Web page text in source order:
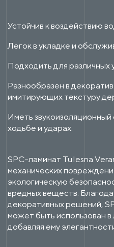
Устойчив к воздействию
Легок в укладке и
Подходить для различных
Разнообразен в
имитирующих текстуру
Иметь
ходьбе и ударах.
SPC-ламинат Tulesna
механических
экологическую
вредных веществ.
декоративных решений,
может быть использован
добавляя ему